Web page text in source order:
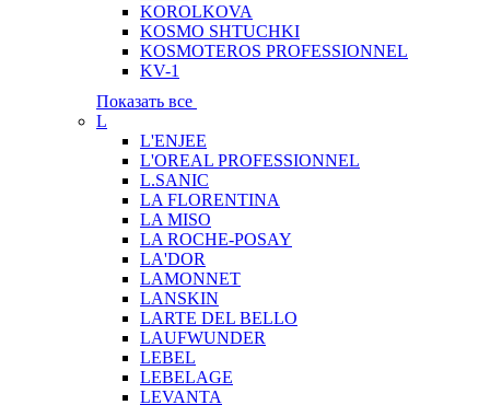
KOROLKOVA
KOSMO SHTUCHKI
KOSMOTEROS PROFESSIONNEL
KV-1
Показать все
L
L'ENJEE
L'OREAL PROFESSIONNEL
L.SANIC
LA FLORENTINA
LA MISO
LA ROCHE-POSAY
LA'DOR
LAMONNET
LANSKIN
LARTE DEL BELLO
LAUFWUNDER
LEBEL
LEBELAGE
LEVANTA